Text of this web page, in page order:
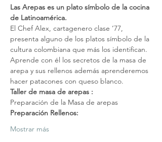
Las Arepas es un plato símbolo de la cocina
de Latinoamérica.
El Chef Alex, cartagenero clase ‘77,
presenta alguno de los platos símbolo de la
cultura colombiana que más los identifican.
Aprende con él los secretos de la masa de
arepa y sus rellenos además aprenderemos
hacer patacones con queso blanco.
Taller de masa de arepas :
Preparación de la Masa de arepas
Preparación Rellenos:
Mostrar más